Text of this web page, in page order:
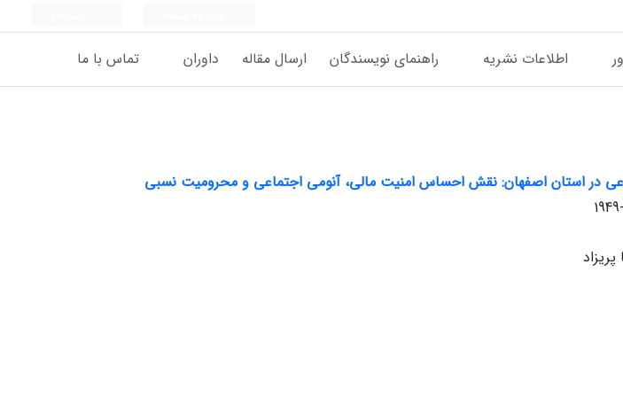
اطلاعات نشریه راهنمای نویسندگان ارسال مقاله داوران تماس با ما
در استان اصفهان: نقش احساس امنیت مالی، آنومی اجتماعی و محرومیت نسبی